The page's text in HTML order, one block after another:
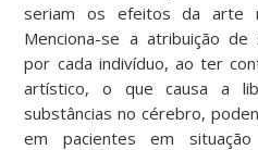
seriam os efeitos da arte
Menciona-se a atribuição de
por cada indivíduo, ao ter
artístico, o que causa a
substâncias no cérebro,
em pacientes em